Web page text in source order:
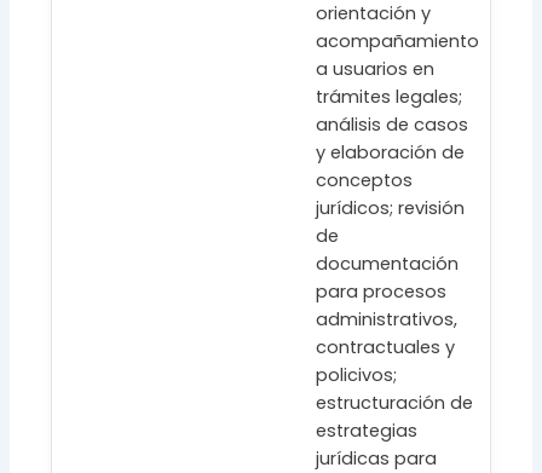
orientación y
acompañamiento
a usuarios en
trámites legales;
análisis de casos
y elaboración de
conceptos
jurídicos; revisión
de
documentación
para procesos
administrativos,
contractuales y
policivos;
estructuración de
estrategias
jurídicas para